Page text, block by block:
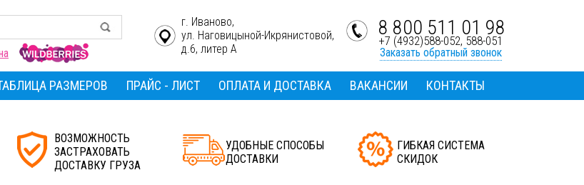
г. Иваново,
ул. Наговицыной-Икрянистовой,
д.6, литер А
8 800 511 01 98
+7 (4932)588-052, 588-051
Заказать обратный звонок
РАЗМЕРОВ ПРАЙС - ЛИСТ ОПЛАТА И ДОСТАВКА ВАКАНСИИ КОНТАКТЫ
ВОЗМОЖНОСТЬ
ЗАСТРАХОВАТЬ
ДОСТАВКУ ГРУЗА
УДОБНЫЕ СПОСОБЫ
ДОСТАВКИ
ГИБКАЯ СИСТЕМА
СКИДОК